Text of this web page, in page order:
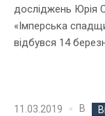
досліджень Юрія
«Імперська
відбувся 14
11.03.2019 В